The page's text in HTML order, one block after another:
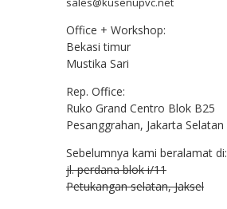
Office + Workshop:
Bekasi timur
Mustika Sari
Rep. Office:
Ruko Grand Centro Blok B25
Pesanggrahan, Jakarta Selatan
Sebelumnya kami beralamat di:
jl. perdana blok i/11
Petukangan selatan, Jaksel